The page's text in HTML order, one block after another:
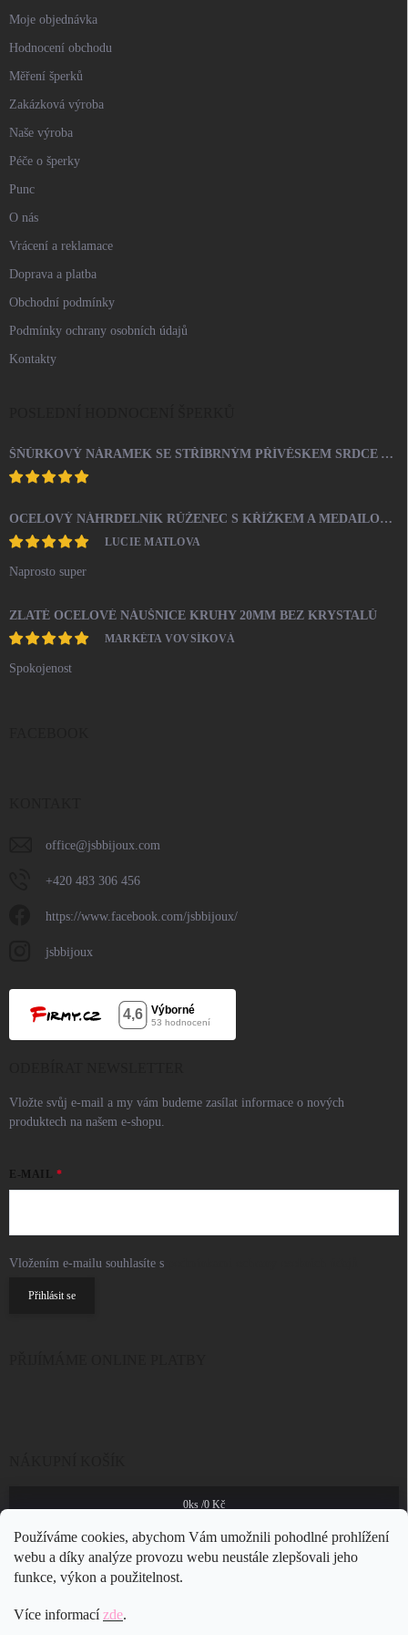
Používáme cookies, abychom Vám umožnili pohodlné prohlížení
webu a díky analýze provozu webu neustále zlepšovali jeho
funkce, výkon a použitelnost.
Více informacízde.
Moje objednávka
Hodnocení obchodu
Měření šperků
Zakázková výroba
Naše výroba
Péče o šperky
Punc
O nás
Vrácení a reklamace
Doprava a platba
Obchodní podmínky
Podmínky ochrany osobních údajů
Kontakty
ŠŇŮRKOVÝ NÁRAMEK SE STŘÍBRNÝM PŘÍVĚSKEM SRDCE A KRYSTALY SWAROVSKI CRYSTAL (STŘÍBRO 925/1000)
OCELOVÝ NÁHRDELNÍK RŮŽENEC S KŘÍŽKEM A MEDAILONEM
LUCIE MATLOVA
Naprosto super
ZLATÉ OCELOVÉ NÁUŠNICE KRUHY 20MM BEZ KRYSTALŮ
MARKÉTA VOVSÍKOVÁ
Spokojenost
office@jsbbijoux.com
+420 483 306 456
https://www.facebook.com/jsbbijoux/
jsbbijoux
Vložte svůj e-mail a my vám budeme zasílat informace o nových
produktech na našem e-shopu.
E-MAIL
Vložením e-mailu souhlasíte s
Přihlásit se
0ks /0 Kč